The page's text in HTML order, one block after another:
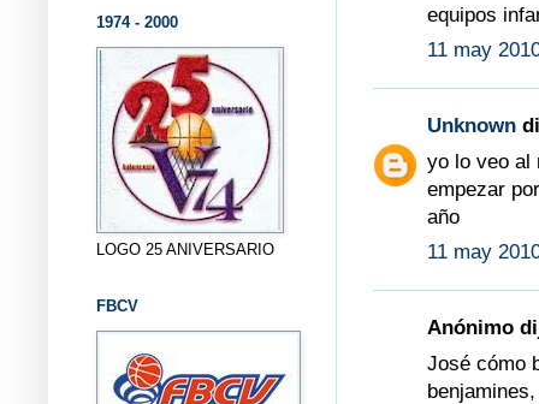
equipos
11 may
Unknown
yo lo veo al
empezar
año
11 may
Anónimo
José cómo
1974 - 2000
LOGO 25 ANIVERSARIO
FBCV